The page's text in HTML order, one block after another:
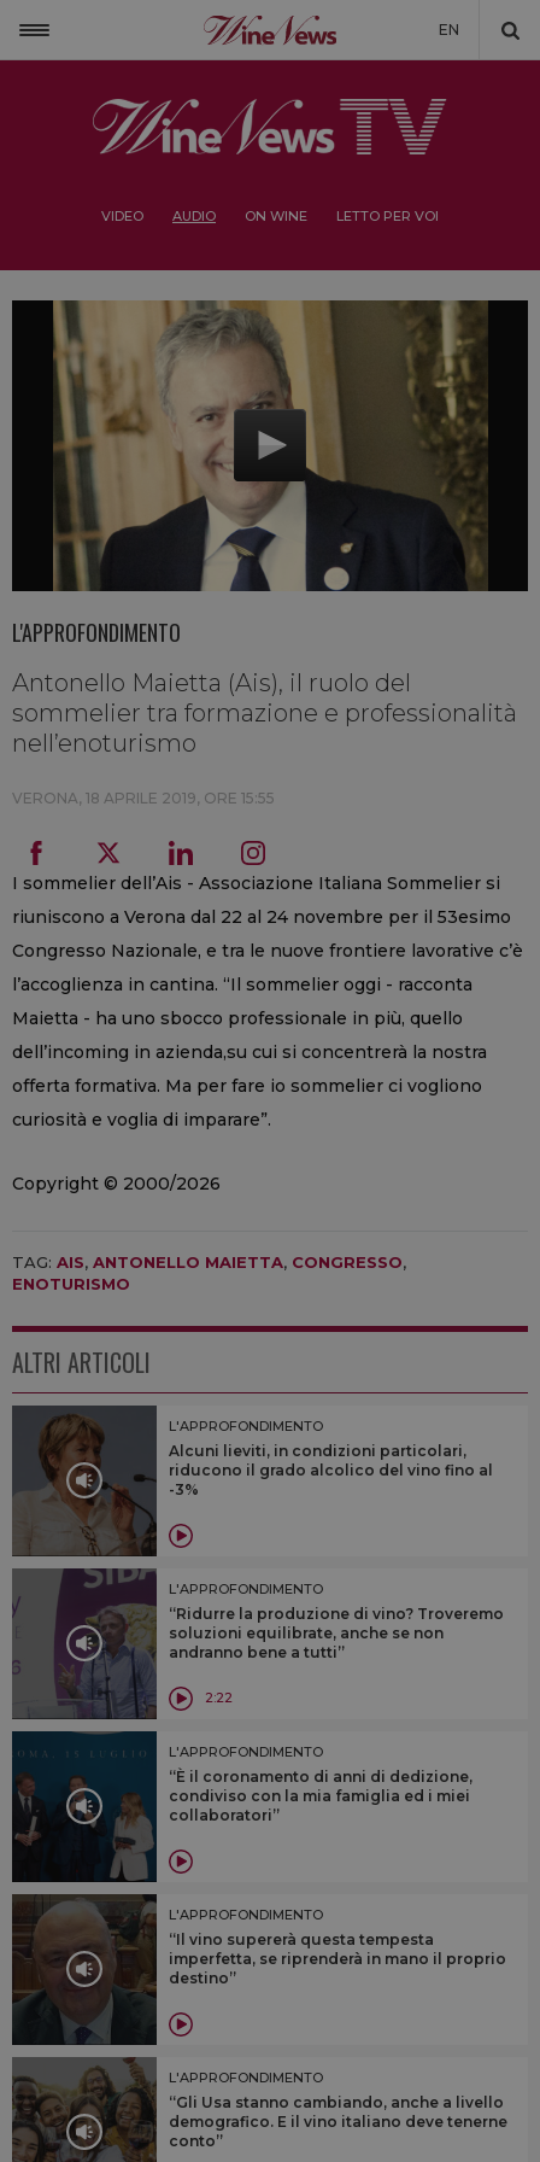
EN
VIDEO AUDIO ON WINE LETTO PER VOI
L'APPROFONDIMENTO
Antonello Maietta (Ais), il ruolo del
sommelier tra formazione e professionalità
nell’enoturismo
VERONA, 18 APRILE 2019, ORE 15:55
I sommelier dell’Ais - Associazione Italiana Sommelier si
riuniscono a Verona dal 22 al 24 novembre per il 53esimo
Congresso Nazionale, e tra le nuove frontiere lavorative c’è
l’accoglienza in cantina. “Il sommelier oggi - racconta
Maietta - ha uno sbocco professionale in più, quello
dell’incoming in azienda,su cui si concentrerà la nostra
offerta formativa. Ma per fare io sommelier ci vogliono
curiosità e voglia di imparare”.
Copyright © 2000/2026
TAG: AIS, ANTONELLO MAIETTA, CONGRESSO,
ENOTURISMO
ALTRI ARTICOLI
L'APPROFONDIMENTO
Alcuni lieviti, in condizioni particolari,
riducono il grado alcolico del vino fino al
-3%
L'APPROFONDIMENTO
“Ridurre la produzione di vino? Troveremo
soluzioni equilibrate, anche se non
andranno bene a tutti”
2:22
L'APPROFONDIMENTO
“È il coronamento di anni di dedizione,
condiviso con la mia famiglia ed i miei
collaboratori”
L'APPROFONDIMENTO
“Il vino supererà questa tempesta
imperfetta, se riprenderà in mano il proprio
destino”
L'APPROFONDIMENTO
“Gli Usa stanno cambiando, anche a livello
demografico. E il vino italiano deve tenerne
conto”